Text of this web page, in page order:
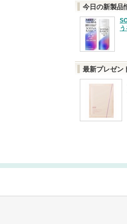
今日の新製品
最新プレゼン